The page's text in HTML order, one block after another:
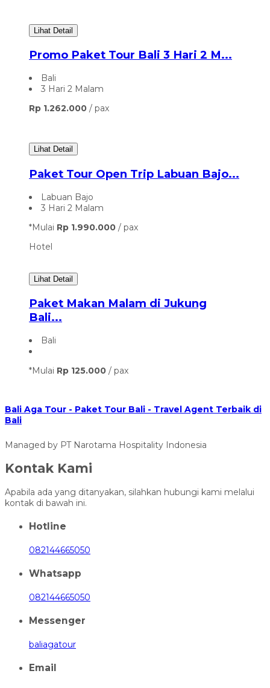
Lihat Detail
Promo Paket Tour Bali 3 Hari 2 M...
Bali
3 Hari 2 Malam
Rp 1.262.000 / pax
Lihat Detail
Paket Tour Open Trip Labuan Bajo...
Labuan Bajo
3 Hari 2 Malam
*Mulai Rp 1.990.000 / pax
Hotel
Lihat Detail
Paket Makan Malam di Jukung
Bali...
Bali
*Mulai Rp 125.000 / pax
Bali Aga Tour - Paket Tour Bali - Travel Agent Terbaik di
Bali
Managed by PT Narotama Hospitality Indonesia
Kontak Kami
Apabila ada yang ditanyakan, silahkan hubungi kami melalui
kontak di bawah ini.
Hotline
082144665050
Whatsapp
082144665050
Messenger
baliagatour
Email